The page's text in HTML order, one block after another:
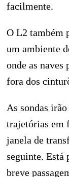
facilmente.
O L2 também
um ambiente
onde as naves
fora dos
As sondas
trajetórias em
janela de
seguinte. Está
breve